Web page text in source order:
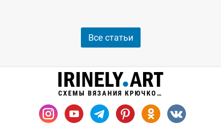
Все статьи
СХЕМЫ ВЯЗАНИЯ КРЮЧКОМ